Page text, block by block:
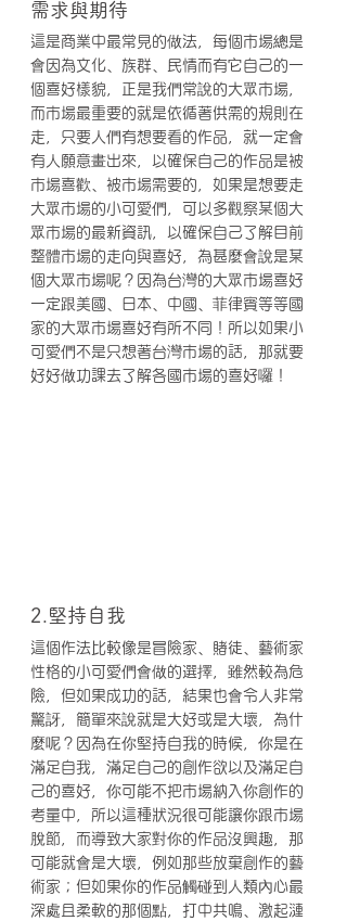
需求與期待
這是商業中最常見的做法，每個市場總是
會因為文化、族群、民情而有它自己的一
個喜好樣貌，正是我們常說的大眾市場，
而市場最重要的就是依循著供需的規則在
走，只要人們有想要看的作品，就一定會
有人願意畫出來，以確保自己的作品是被
市場喜歡、被市場需要的，如果是想要走
大眾市場的小可愛們，可以多觀察某個大
眾市場的最新資訊，以確保自己了解目前
整體市場的走向與喜好，為甚麼會說是某
個大眾市場呢？因為台灣的大眾市場喜好
一定跟美國、日本、中國、菲律賓等等國
家的大眾市場喜好有所不同！所以如果小
可愛們不是只想著台灣市場的話，那就要
好好做功課去了解各國市場的喜好囉！
2.堅持自我
這個作法比較像是冒險家、賭徒、藝術家
性格的小可愛們會做的選擇，雖然較為危
險，但如果成功的話，結果也會令人非常
驚訝，簡單來說就是大好或是大壞，為什
麼呢？因為在你堅持自我的時候，你是在
滿足自我，滿足自己的創作欲以及滿足自
己的喜好，你可能不把市場納入你創作的
考量中，所以這種狀況很可能讓你跟市場
脫節，而導致大家對你的作品沒興趣，那
可能就會是大壞，例如那些放棄創作的藝
術家；但如果你的作品觸碰到人類內心最
深處且柔軟的那個點，打中共鳴、激起漣